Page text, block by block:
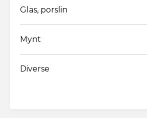
Glas, porslin
Mynt
Diverse